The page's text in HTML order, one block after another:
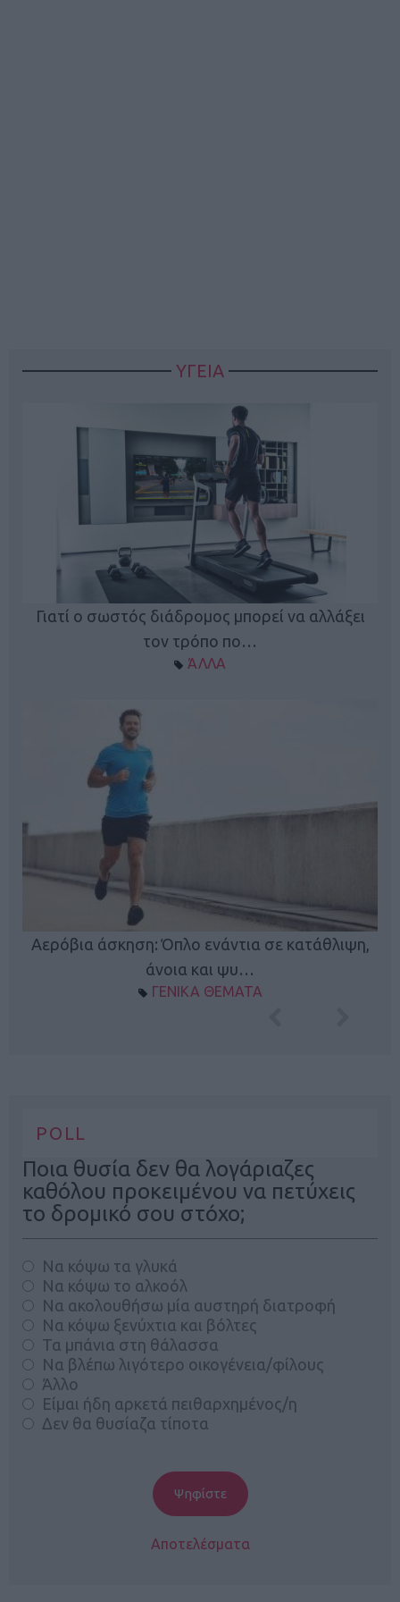
ΥΓΕΙΑ
Γιατί ο σωστός διάδρομος μπορεί να αλλάξει
τον τρόπο πο…
ΆΛΛΑ
Αερόβια άσκηση: Όπλο ενάντια σε κατάθλιψη,
άνοια και ψυ…
ΓΕΝΙΚΑ ΘΕΜΑΤΑ
POLL
Ποια θυσία δεν θα λογάριαζες
καθόλου προκειμένου να πετύχεις
το δρομικό σου στόχο;
Να κόψω τα γλυκά
Να κόψω το αλκοόλ
Να ακολουθήσω μία αυστηρή διατροφή
Να κόψω ξενύχτια και βόλτες
Τα μπάνια στη θάλασσα
Να βλέπω λιγότερο οικογένεια/φίλους
Άλλο
Είμαι ήδη αρκετά πειθαρχημένος/η
Δεν θα θυσίαζα τίποτα
Αποτελέσματα